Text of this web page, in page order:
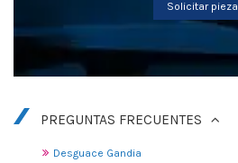
Solicitar pieza
PREGUNTAS FRECUENTES
Desguace Gandia